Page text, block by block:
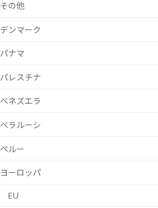
その他
デンマーク
パナマ
パレスチナ
ベネズエラ
ベラルーシ
ペルー
ヨーロッパ
EU